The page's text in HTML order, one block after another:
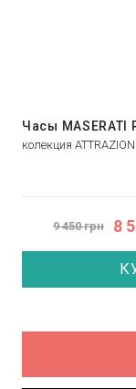
Часы MASERATI
колекция
9 450 грн 8